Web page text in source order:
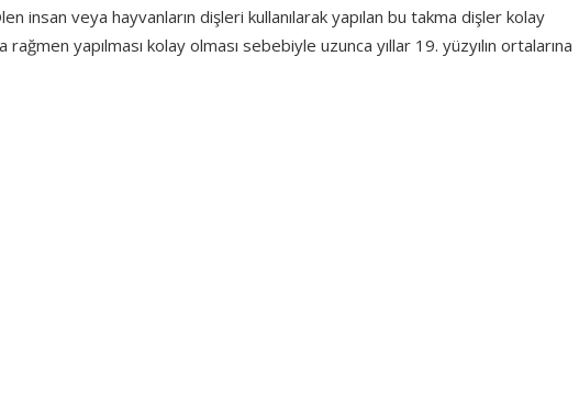
insan veya hayvanların dişleri kullanılarak yapılan bu takma dişler kolay
rağmen yapılması kolay olması sebebiyle uzunca yıllar 19. yüzyılın ortalarına